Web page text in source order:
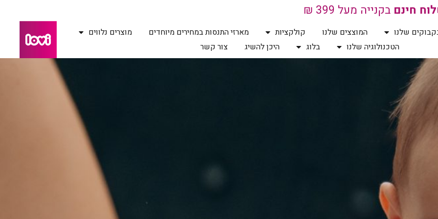
חינםבקנייה מעל 399 ₪
שלנו המוצצים שלנו קולקציות מארזי התנסות במחירים מיוחדים
מוצרים נלווים
הטכנולוגיה שלנו
בלוג היכן להשיג צור קשר